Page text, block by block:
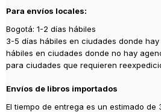
2019
Para envíos locales:
Bogotá: 1-2 días hábiles
3-5 días hábiles en ciudades donde
hábiles en ciudades donde no hay
para ciudades que requieren
Envíos de libros importados
El tiempo de entrega es un estimado